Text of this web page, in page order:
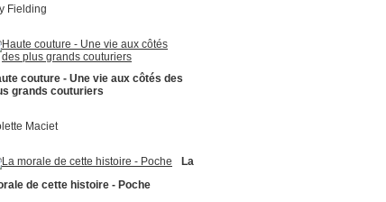
Fielding
couture - Une vie aux côtés des
grands couturiers
Maciet
La
de cette histoire - Poche